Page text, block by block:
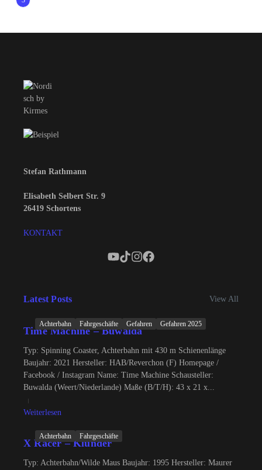
Stefan Rathmann
Elisabeth Selbert Str. 9
26419 Schortens
KONTAKT
Latest Posts View All
Achterbahn Fahrgeschäfte Gefahren Gefahren 2025
Time Machine – Buwalda
Typ: Spinning Coaster, Achterbahn mit 430 m Schienenlänge
Baujahr: 2021 Hersteller: HAB/Reverchon (F) Homepage /
Facebook / Instagram Name: Time Machine Schausteller:
Buwalda (Weert/Niederlande) Maße (B/T/H): 43 x 21 x...
Weiterlesen
Achterbahn Fahrgeschäfte
X Racer – Klünder
Typ: Achterbahn/Wilde Maus Baujahr: 1995 Hersteller: Maurer